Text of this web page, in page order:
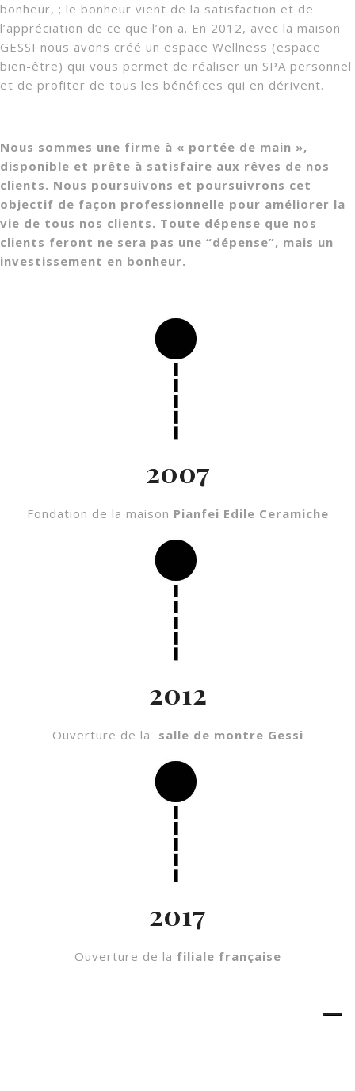
bonheur, ; le bonheur vient de la satisfaction et de
l’appréciation de ce que l’on a. En 2012, avec la maison
GESSI nous avons créé un espace Wellness (espace
bien-être) qui vous permet de réaliser un SPA personnel
et de profiter de tous les bénéfices qui en dérivent.
Nous sommes une firme à « portée de main »,
disponible et prête à satisfaire aux rêves de nos
clients. Nous poursuivons et poursuivrons cet
objectif de façon professionnelle pour améliorer la
vie de tous nos clients. Toute dépense que nos
clients feront ne sera pas une “dépense”, mais un
investissement en bonheur.
2007
Fondation de la maison Pianfei Edile Ceramiche
2012
Ouverture de la salle de montre Gessi
2017
Ouverture de la filiale française